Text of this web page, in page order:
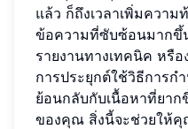
แล้ว ก็ถึงเวลาเพิ่มควา
ข้อความที่ซับซ้อนมากขึ้
รายงานทางเทคนิค หรื
การประยุกต์ใช้วิธีการก
ย้อนกลับกับเนื้อหาที่ยาก
ของคุณ สิ่งนี้จะช่วยให้คุ